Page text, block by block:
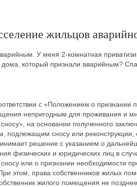
жильцов
У меня 2-комнатная
который признали аварийным?
с «Положением о
непригодным для проживания и
на основании полученного
подлежащим сносу или реконструкции,
решение с указанием о
физических и юридических лиц в
или о признании необходимости
этом, права собственников жилых
жилого помещения не